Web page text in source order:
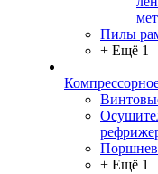
Пилы
+ Ещё 1
+ Ещё 1